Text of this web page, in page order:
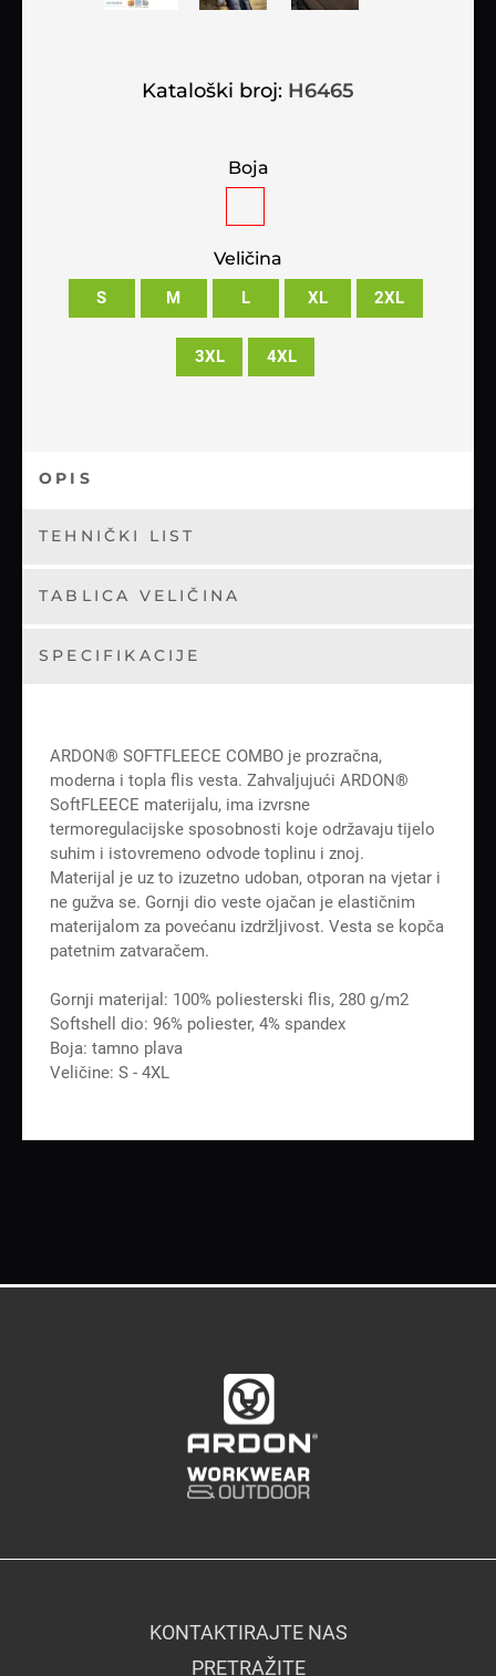
Kataloški broj: H6465
Boja
Veličina
S M L XL 2XL
3XL 4XL
OPIS
TEHNIČKI LIST
TABLICA VELIČINA
SPECIFIKACIJE
ARDON® SOFTFLEECE COMBO je prozračna,
moderna i topla flis vesta. Zahvaljujući ARDON®
SoftFLEECE materijalu, ima izvrsne
termoregulacijske sposobnosti koje održavaju tijelo
suhim i istovremeno odvode toplinu i znoj.
Materijal je uz to izuzetno udoban, otporan na vjetar i
ne gužva se. Gornji dio veste ojačan je elastičnim
materijalom za povećanu izdržljivost. Vesta se kopča
patetnim zatvaračem.
Gornji materijal: 100% poliesterski flis, 280 g/m2
Softshell dio: 96% poliester, 4% spandex
Boja: tamno plava
Veličine: S - 4XL
KONTAKTIRAJTE NAS
PRETRAŽITE